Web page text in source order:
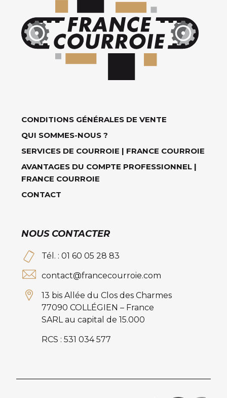
CONDITIONS GÉNÉRALES DE VENTE
QUI SOMMES-NOUS ?
SERVICES DE COURROIE | FRANCE COURROIE
AVANTAGES DU COMPTE PROFESSIONNEL |
FRANCE COURROIE
CONTACT
NOUS CONTACTER
Tél. : 01 60 05 28 83
contact@francecourroie.com
13 bis Allée du Clos des Charmes
77090 COLLÉGIEN – France
SARL au capital de 15.000
RCS : 531 034 577